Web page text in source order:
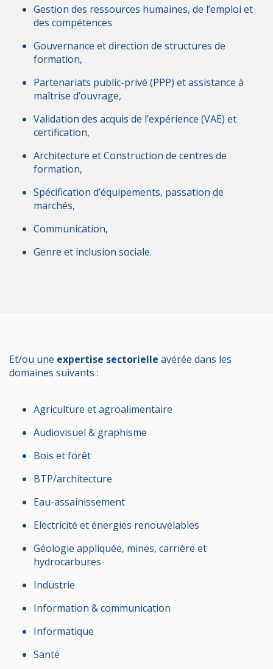
Gestion des ressources humaines, de l’emploi et
des compétences
Gouvernance et direction de structures de
formation,
Partenariats public-privé (PPP) et assistance à
maîtrise d’ouvrage,
Validation des acquis de l’expérience (VAE) et
certification,
Architecture et Construction de centres de
formation,
Spécification d’équipements, passation de
marchés,
Communication,
Genre et inclusion sociale.
Et/ou une expertise sectorielle avérée dans les
domaines suivants :
Agriculture et agroalimentaire
Audiovisuel & graphisme
Bois et forêt
BTP/architecture
Eau-assainissement
Electricité et énergies renouvelables
Géologie appliquée, mines, carrière et
hydrocarbures
Industrie
Information & communication
Informatique
Santé